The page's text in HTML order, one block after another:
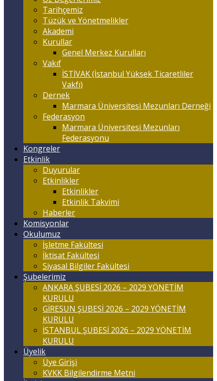
Tarihçemiz
Tüzük ve Yönetmelikler
Akademi
Kurullar
Genel Merkez Kurulları
Vakıf
İSTİVAK (İstanbul Yüksek Ticaretliler
Vakfı)
Dernek
Marmara Üniversitesi Mezunları Derneği
Federasyon
Marmara Üniversitesi Mezunları
Federasyonu
Kongreler
Etkinlik
Duyurular
Etkinlikler
Etkinlikler
Etkinlik Takvimi
Haberler
Komisyonlar
Okulumuz
İşletme Fakültesi
İktisat Fakültesi
Siyasal Bilgiler Fakültesi
Şubelerimiz
ANKARA ŞUBESİ 2026 – 2029 YÖNETİM
KURULU
GİRESUN ŞUBESİ 2026 – 2029 YÖNETİM
KURULU
İSTANBUL ŞUBESİ 2026 – 2029 YÖNETİM
KURULU
Üyelik
Üye Girişi
KVKK Bilgilendirme Metni